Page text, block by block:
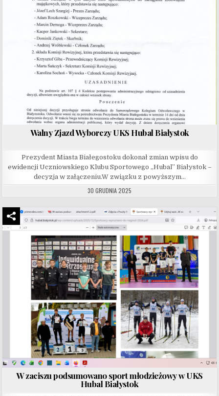
Walny Zjazd Wyborczy UKS Hubal Białystok
Prezydent Miasta Białegostoku dokonał zmian wpisu do
ewidencji Uczniowskiego Klubu Sportowego „Hubal” Białystok –
decyzja w załączeniu.W związku z powyższym…
30 GRUDNIA 2025
W zaciszu podsumowano sport młodzieżowy w UKS
Hubal Białystok